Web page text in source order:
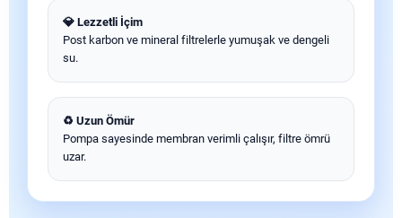
💎 Lezzetli İçim
Post karbon ve mineral filtrelerle yumuşak ve dengeli
su.
♻️ Uzun Ömür
Pompa sayesinde membran verimli çalışır, filtre ömrü
uzar.